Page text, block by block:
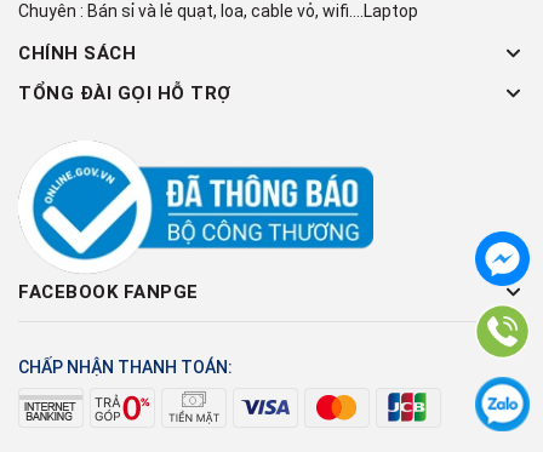
Chuyên : Bán sỉ và lẻ quạt, loa, cable vỏ, wifi....Laptop
CHÍNH SÁCH
TỔNG ĐÀI GỌI HỖ TRỢ
FACEBOOK FANPGE
CHẤP NHẬN THANH TOÁN: